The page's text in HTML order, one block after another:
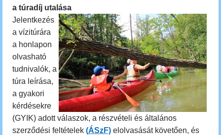
a túradíj utalása
Jelentkezés
a vízitúrára
a honlapon
olvasható
tudnivalók, a
túra leírása,
a gyakori
kérdésekre
(GYIK) adott válaszok, a részvételi és általános
szerződési feltételek (ÁSzF) elolvasását követően, és